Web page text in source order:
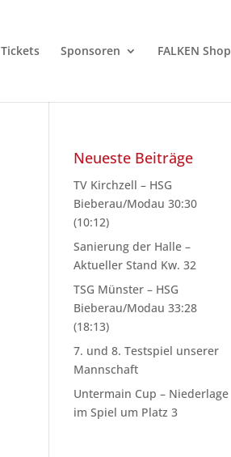
Tickets Sponsoren FALKEN Shop
Neueste Beiträge
TV Kirchzell – HSG
Bieberau/Modau 30:30
(10:12)
Sanierung der Halle –
Aktueller Stand Kw. 32
TSG Münster – HSG
Bieberau/Modau 33:28
(18:13)
7. und 8. Testspiel unserer
Mannschaft
Untermain Cup – Niederlage
im Spiel um Platz 3